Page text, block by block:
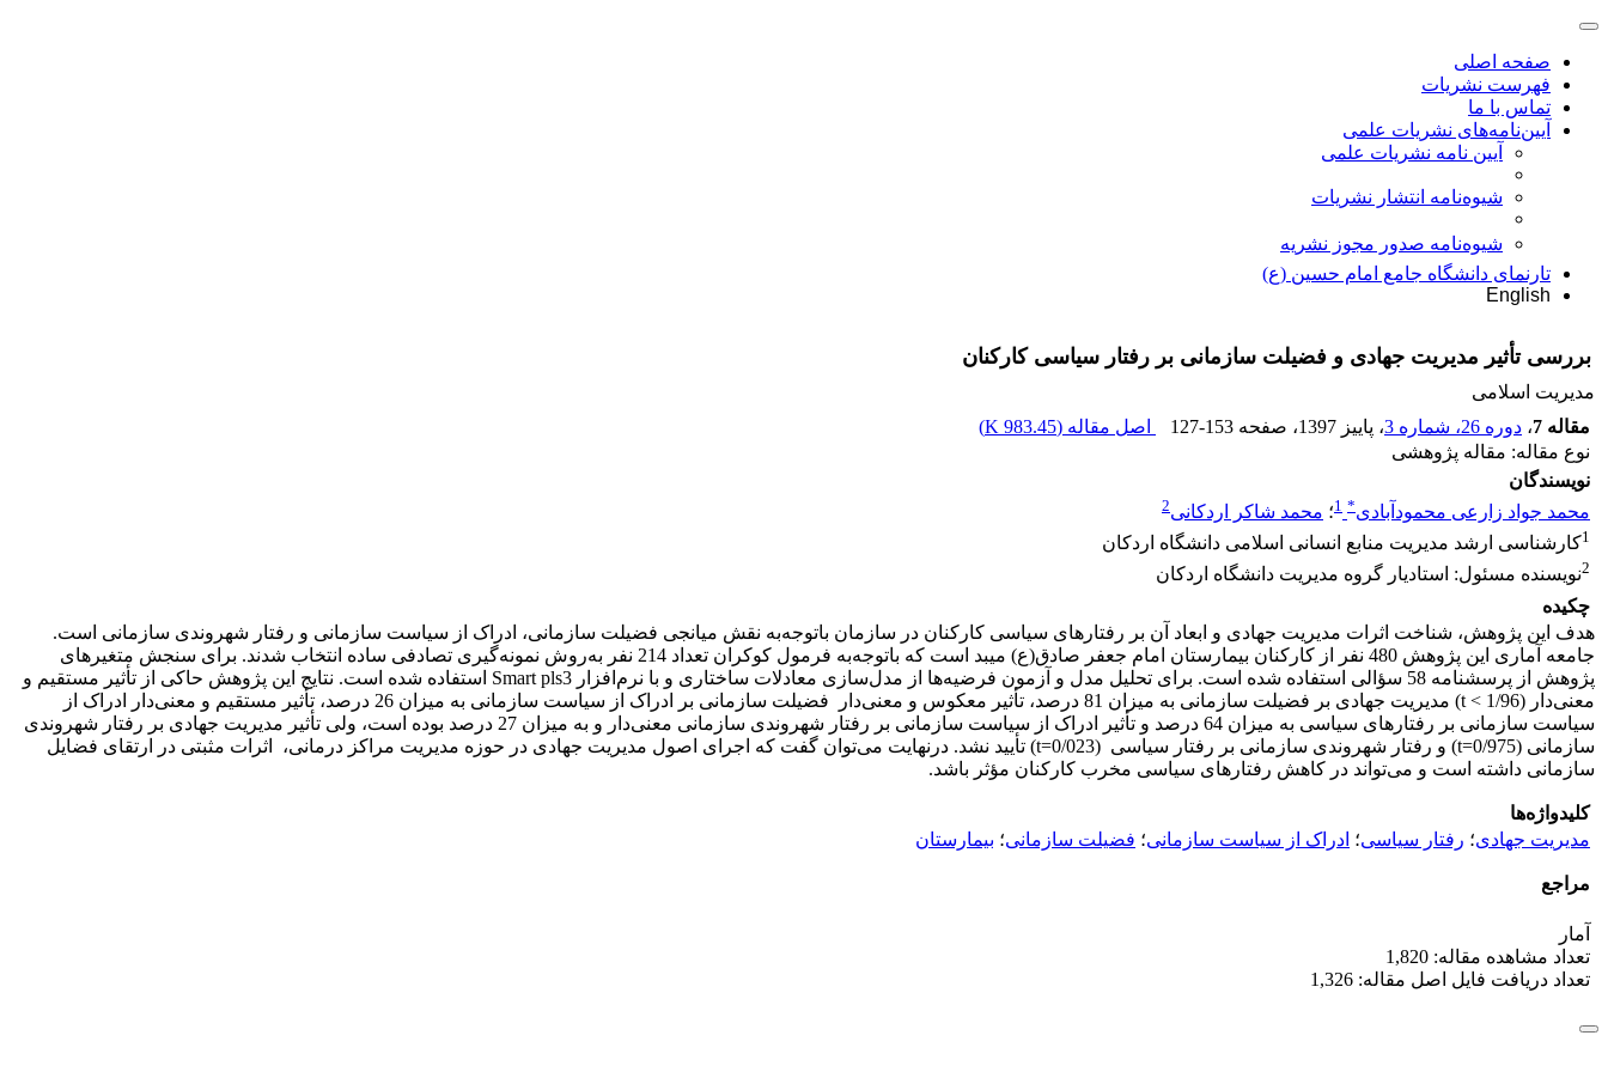
صفحه اصلی
فهرست نشریات
تماس با ما
آیین‌نامه‌های نشریات علمی
آیین نامه نشریات علمی
شیوه‌نامه انتشار نشریات
شیوهنامه صدور مجوز نشریه
تارنمای دانشگاه جامع امام حسین (ع)
English
بررسی تأثیر مدیریت جهادی و فضیلت سازمانی بر رفتار سیاسی کارکنان
مدیریت اسلامی
مقاله 7
، دوره 26، شماره 3 ، پاییز 1397 ، صفحه 127-153 اصل مقاله (983.45 K
)
نوع مقاله: مقاله پژوهشی
نویسندگان
محمد جواد زارعی محمودآبادی*
1؛ محمد شاکر اردکانی2
1کارشناسی ارشد مدیریت منابع انسانی اسلامی دانشگاه اردکان
2نویسنده مسئول: استادیار گروه مدیریت دانشگاه اردکان
چکیده
هدف این پژوهش، شناخت اثرات مدیریت جهادی و ابعاد آن بر رفتارهای سیاسی کارکنان در سازمان باتوجه‌به نقش میانجی فضیلت سازمانی، ادراک از سیاست سازمانی و رفتار شهروندی سازمانی است.
جامعه آماری این پژوهش 480 نفر از کارکنان بیمارستان امام جعفر صادق(ع) میبد است که باتوجه‌به فرمول کوکران تعداد 214 نفر به‌روش نمونه‌گیری تصادفی ساده انتخاب ‌شدند. برای سنجش متغیرهای
پژوهش از پرسشنامه 58 سؤالی استفاده شده است. برای تحلیل مدل و آزمون فرضیه‌ها از مدل‌سازی معادلات ساختاری و با نرم‌افزار Smart pls3 استفاده شده است. نتایج این پژوهش حاکی از تأثیر مستقیم و
معنی‌دار (1/96 > t) مدیریت جهادی بر فضیلت سازمانی به میزان 81 درصد، تأثیر معکوس و معنی‌دار فضیلت سازمانی بر ادراک از سیاست سازمانی به میزان 26 درصد، تأثیر مستقیم و معنی‌دار ادراک از
سیاست سازمانی بر رفتارهای سیاسی به میزان 64 درصد و تأثیر ادراک از سیاست سازمانی بر رفتار شهروندی سازمانی معنی‌دار و به میزان 27 درصد بوده است، ولی تأثیر مدیریت جهادی بر رفتار شهروندی
سازمانی (0/975=t) و رفتار شهروندی سازمانی بر رفتار سیاسی (0/023=t) تأیید نشد. درنهایت می‌توان گفت که اجرای اصول مدیریت جهادی در حوزه مدیریت مراکز درمانی، اثرات مثبتی در ارتقای فضایل
سازمانی داشته است و می‌تواند در کاهش رفتارهای سیاسی مخرب کارکنان مؤثر باشد.
کلیدواژه‌ها
مدیریت جهادی؛ رفتار سیاسی؛ ادراک از سیاست سازمانی؛ فضیلت سازمانی؛ بیمارستان
مراجع
آمار
تعداد مشاهده مقاله: 1,820
تعداد دریافت فایل اصل مقاله: 1,326